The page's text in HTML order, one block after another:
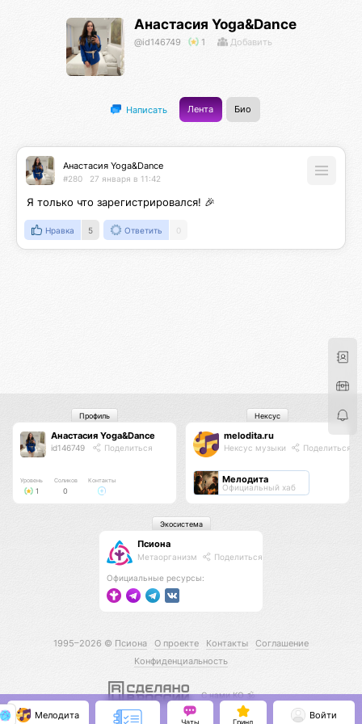
Анастасия Yoga&Dance
@id146749 1 Добавить
Написать Лента Био
Анастасия Yoga&Dance
#280 27 января в 11:42
Я только что зарегистрировался! 🎉
Нравка 5 Ответить 0
Анастасия Yoga&Dance
id146749 Поделиться
Уровень
1
Соликов
0
Контакты
Профиль
melodita.ru
Нексус музыки Поделиться
Мелодита
Официальный хаб
Нексус
Псиона
Метаорганизм Поделиться
Официальные ресурсы:
Экосистема
1995–2026 © Псиона О проекте Контакты
Соглашение
Конфиденциальность
С нами КО 🕉️
Мелодита
Чаты Гринд
Войти